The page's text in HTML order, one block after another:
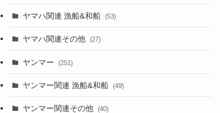
ヤマハ関連 漁船&和船 (53)
ヤマハ関連その他 (27)
ヤンマー (251)
ヤンマー関連 漁船&和船 (49)
ヤンマー関連その他 (40)